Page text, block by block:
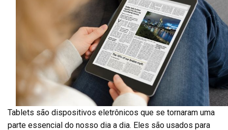
Tablets são dispositivos eletrônicos que se tornaram uma
parte essencial do nosso dia a dia. Eles são usados para